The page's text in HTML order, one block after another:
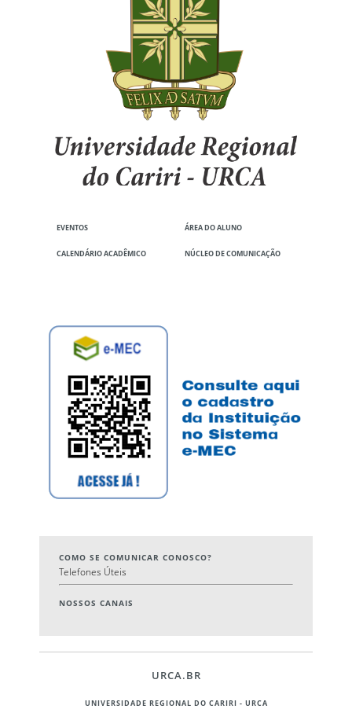
EVENTOS ÁREA DO ALUNO
CALENDÁRIO ACADÊMICO NÚCLEO DE COMUNICAÇÃO
COMO SE COMUNICAR CONOSCO?
Telefones Úteis
NOSSOS CANAIS
URCA.BR
UNIVERSIDADE REGIONAL DO CARIRI - URCA